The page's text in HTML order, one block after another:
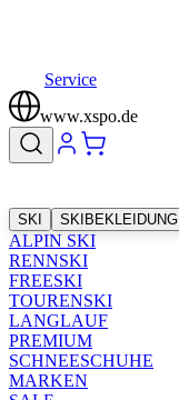
Service
www.xspo.de
SKI SKIBEKLEIDUNG
ALPIN SKI
RENNSKI
FREESKI
TOURENSKI
LANGLAUF
PREMIUM
SCHNEESCHUHE
MARKEN